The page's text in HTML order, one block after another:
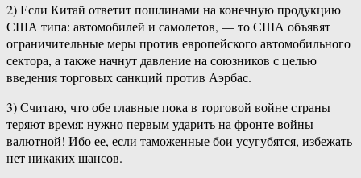
2) Если Китай ответит пошлинами на конечную продукцию
США типа: автомобилей и самолетов, — то США объявят
ограничительные меры против европейского автомобильного
сектора, а также начнут давление на союзников с целью
введения торговых санкций против Аэрбас.
3) Считаю, что обе главные пока в торговой войне страны
теряют время: нужно первым ударить на фронте войны
валютной! Ибо ее, если таможенные бои усугубятся, избежать
нет никаких шансов.